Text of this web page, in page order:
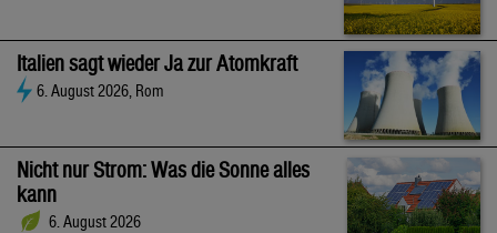
Italien sagt wieder Ja zur Atomkraft
6. August 2026, Rom
Nicht nur Strom: Was die Sonne alles
kann
6. August 2026